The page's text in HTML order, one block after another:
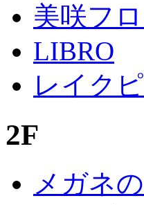
美咲フ
LIBRO
レイク
2F
メガネ